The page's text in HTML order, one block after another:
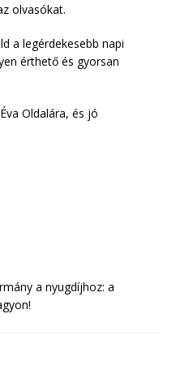
olvasókat.
a legérdekesebb napi
érthető és gyorsan
Oldalára, és jó
a nyugdíjhoz: a